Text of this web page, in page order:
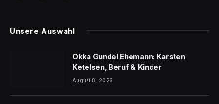
Unsere Auswahl
Okka Gundel Ehemann: Karsten
Ketelsen, Beruf & Kinder
August 8, 2026